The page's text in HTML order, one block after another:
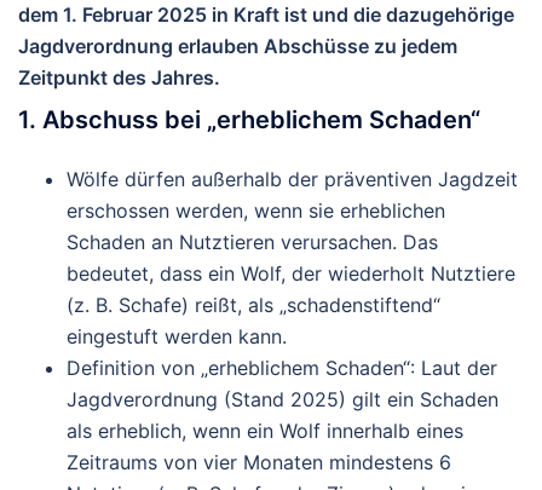
dem 1. Februar 2025 in Kraft ist und die dazugehörige
Jagdverordnung erlauben Abschüsse zu jedem
Zeitpunkt des Jahres.
1. Abschuss bei „erheblichem Schaden“
Wölfe dürfen außerhalb der präventiven Jagdzeit
erschossen werden, wenn sie erheblichen
Schaden an Nutztieren verursachen. Das
bedeutet, dass ein Wolf, der wiederholt Nutztiere
(z. B. Schafe) reißt, als „schadenstiftend“
eingestuft werden kann.
Definition von „erheblichem Schaden“: Laut der
Jagdverordnung (Stand 2025) gilt ein Schaden
als erheblich, wenn ein Wolf innerhalb eines
Zeitraums von vier Monaten mindestens 6